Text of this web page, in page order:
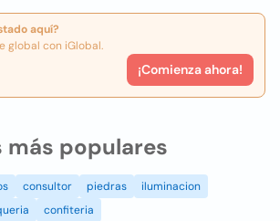
aquí?
global con iGlobal.
¡Comienza ahora!
más populares
consultor piedras
iluminacion
confiteria